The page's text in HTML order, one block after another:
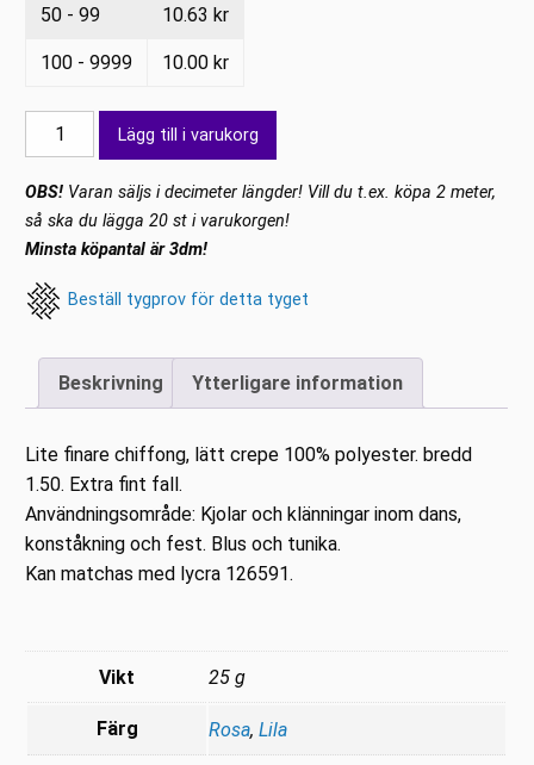
50 - 99 10.63kr
100 - 9999 10.00kr
Chiffong
Grålila
crepe
rosaton
mängd
Lägg till i varukorg
OBS! Varan säljs i decimeter längder! Vill du t.ex. köpa 2 meter,
så ska du lägga 20 st i varukorgen!
Minsta köpantal är 3dm!
Beställ tygprov för detta tyget
Beskrivning Ytterligare information
Lite finare chiffong, lätt crepe 100% polyester. bredd
1.50. Extra fint fall.
Användningsområde: Kjolar och klänningar inom dans,
konståkning och fest. Blus och tunika.
Kan matchas med lycra 126591.
Vikt 25 g
Färg Rosa,Lila